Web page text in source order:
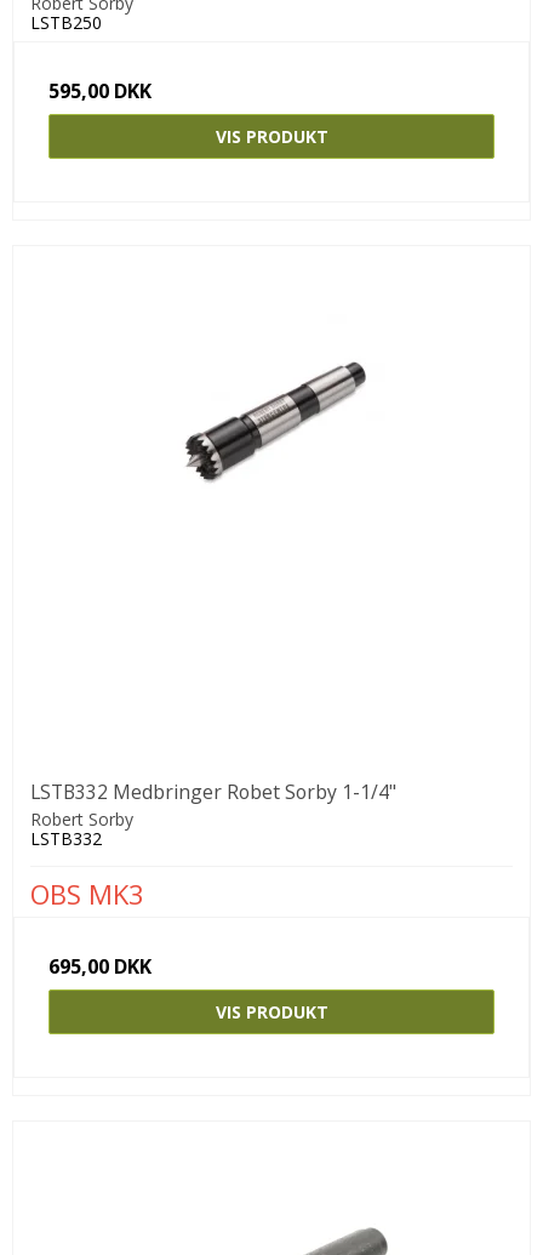
LSTB250
595,00 DKK
VIS PRODUKT
LSTB332 Medbringer Robet Sorby 1-1/4"
Robert Sorby
LSTB332
OBS MK3
695,00 DKK
VIS PRODUKT